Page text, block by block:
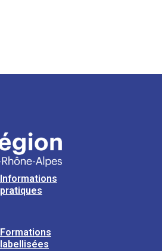
Informations
pratiques
Formations
labellisées